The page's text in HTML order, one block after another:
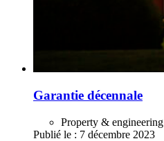
Garantie décennale
Property & engineering
Publié le : 7 décembre 2023